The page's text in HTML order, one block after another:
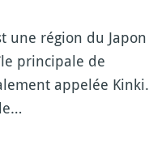
une région du Japon
principale de
appelée Kinki.